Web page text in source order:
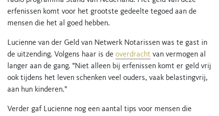
erfenissen komt voor het grootste gedeelte tegoed aan de
mensen die het al goed hebben.
Lucienne van der Geld van Netwerk Notarissen was te gast in
de uitzending. Volgens haar is de overdracht van vermogen al
langer aan de gang. "Niet alleen bij erfenissen komt er geld vrij
ook tijdens het leven schenken veel ouders, vaak belastingvrij,
aan hun kinderen."
Verder gaf Lucienne nog een aantal tips voor mensen die